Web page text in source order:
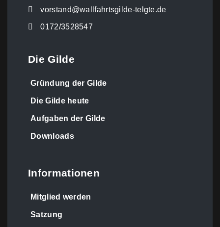
vorstand@wallfahrtsgilde-telgte.de
0172/3528547
Die Gilde
Gründung der Gilde
Die Gilde heute
Aufgaben der Gilde
Downloads
Informationen
Mitglied werden
Satzung